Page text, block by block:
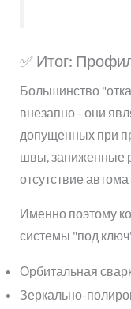
✅ Итог:
Большинство
внезапно - они
допущенных при
швы, заниженные
отсутствие
Именно поэтому
системы "под
Орбитальная
Зеркально-